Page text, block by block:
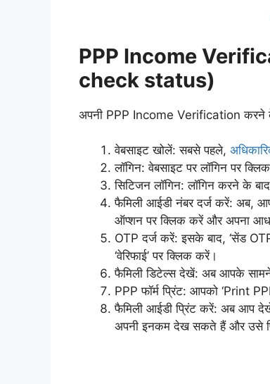
PPP Income
check status)
अपनी PPP Income Verification करने
वेबसाइट खोलें: सबसे पहले,
लॉगिन: वेबसाइट पर लॉगिन पर
सिटिजन लॉगिन: लॉगिन करने के
फैमिली आईडी नंबर दर्ज करें: अब,
ऑप्शन पर क्लिक करें और अपना
OTP दर्ज करें: इसके बाद, ‘सेंड
‘वेरिफाई’ पर क्लिक करें।
फैमिली डिटेल्स देखें: अब आपके
PPP फॉर्म प्रिंट: आपको ‘Print
फैमिली आईडी प्रिंट करें: अब आप
अपनी इनकम देख सकते हैं और उसे